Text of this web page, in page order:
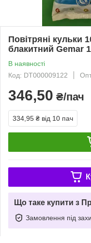
Повітряні кульки
блакитний Gemar
В наявності
Код: DT000009122
346,50 ₴/пач
334,95 ₴ від 10 пач
Що таке купити з
Замовлення під